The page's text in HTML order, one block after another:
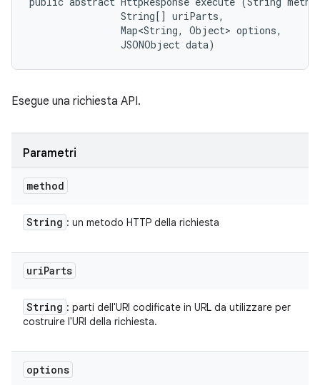
                String[] uriParts,
                Map<String, Object> options,
                JSONObject data)
Esegue una richiesta API.
Parametri
method
String : un metodo HTTP della richiesta
uriParts
String : parti dell'URI codificate in URL da utilizzare per
costruire l'URI della richiesta.
options